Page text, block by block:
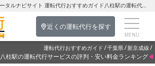
全国の運転代行業者のポータルナビサイト 運転代行おすすめガイド八柱駅の運転代行を探す-千葉県の運転代行
近くの運転代行を探す
運転代行おすすめガイド 千葉県 新京成線
八柱駅の運転代行サービスの評判・安い料金ランキング